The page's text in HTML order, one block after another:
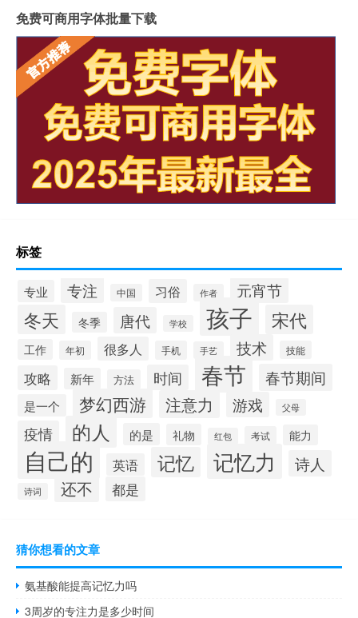
免费可商用字体批量下载
标签
专业 专注 中国 习俗 作者 元宵节
冬天 冬季 唐代 学校 孩子 宋代
工作 年初 很多人 手机 手艺 技术 技能
攻略 新年 方法 时间 春节 春节期间
是一个 梦幻西游 注意力 游戏 父母
疫情 的人 的是 礼物 红包 考试 能力
自己的 英语 记忆 记忆力 诗人
诗词 还不 都是
猜你想看的文章
氨基酸能提高记忆力吗
3周岁的专注力是多少时间